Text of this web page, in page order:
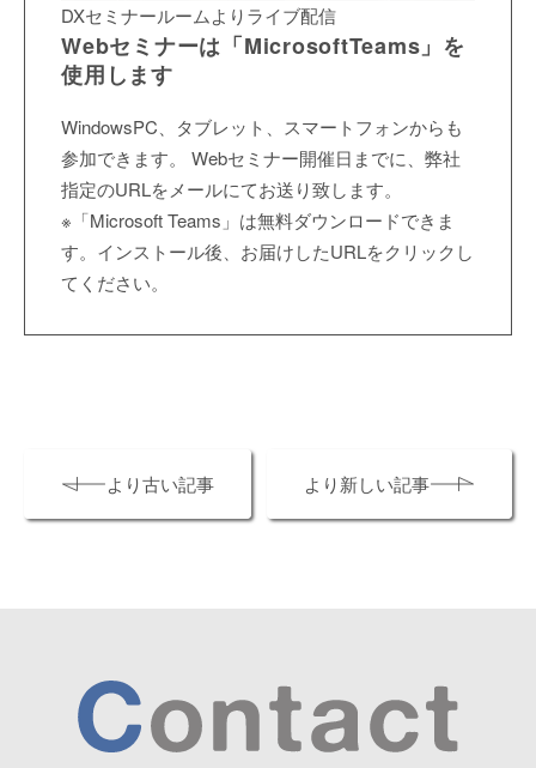
DXセミナールームよりライブ配信
Webセミナーは「MicrosoftTeams」を
使用します
WindowsPC、タブレット、スマートフォンからも
参加できます。 Webセミナー開催日までに、弊社
指定のURLをメールにてお送り致します。
※「Microsoft Teams」は無料ダウンロードできま
す。インストール後、お届けしたURLをクリックし
てください。
より古い記事 より新しい記事